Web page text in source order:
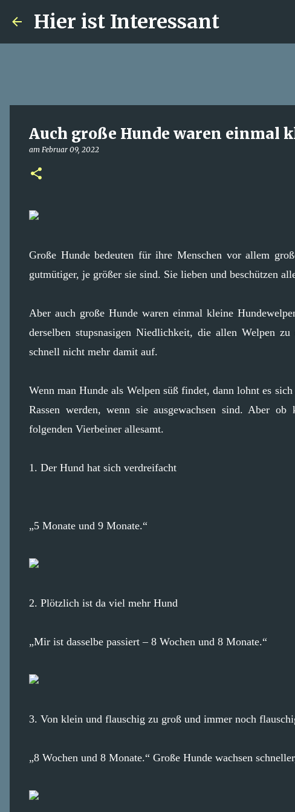
Hier ist Interessant
Auch große Hunde waren einmal
am Februar 09, 2022
Große Hunde bedeuten für ihre Menschen vor allem
gutmütiger, je größer sie sind. Sie lieben und beschützen
Aber auch große Hunde waren einmal kleine
derselben stupsnasigen Niedlichkeit, die allen Welpen
schnell nicht mehr damit auf.
Wenn man Hunde als Welpen süß findet, dann lohnt es
Rassen werden, wenn sie ausgewachsen sind. Aber
folgenden Vierbeiner allesamt.
1. Der Hund hat sich verdreifacht
„5 Monate und 9 Monate.“
2. Plötzlich ist da viel mehr Hund
„Mir ist dasselbe passiert – 8 Wochen und 8 Monate.“
3. Von klein und flauschig zu groß und immer noch
„8 Wochen und 8 Monate.“ Große Hunde wachsen